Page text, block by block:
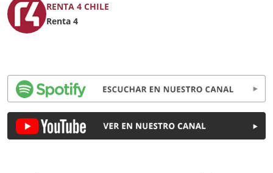
RENTA 4 CHILE
Renta 4